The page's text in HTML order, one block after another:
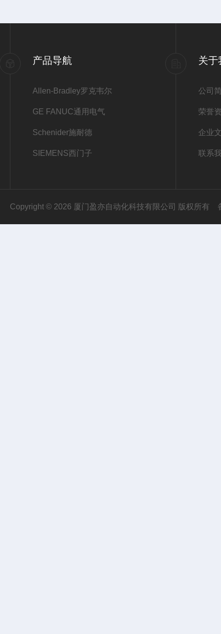
产品导航
Allen-Bradley罗克韦尔
GE FANUC通用电气
Schenider施耐德
SIEMENS西门子
关于
公司
荣誉
企业
联系
Copyright © 2026 厦门盈亦自动化科技有限公司 版权所有